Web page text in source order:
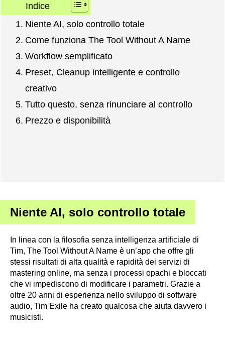
Indice
Niente AI, solo controllo totale
Come funziona The Tool Without A Name
Workflow semplificato
Preset, Cleanup intelligente e controllo
creativo
Tutto questo, senza rinunciare al controllo
Prezzo e disponibilità
Niente AI, solo controllo totale
In linea con la filosofia senza intelligenza artificiale di
Tim, The Tool Without A Name è un’app che offre gli
stessi risultati di alta qualità e rapidità dei servizi di
mastering online, ma senza i processi opachi e bloccati
che vi impediscono di modificare i parametri. Grazie a
oltre 20 anni di esperienza nello sviluppo di software
audio, Tim Exile ha creato qualcosa che aiuta davvero i
musicisti.